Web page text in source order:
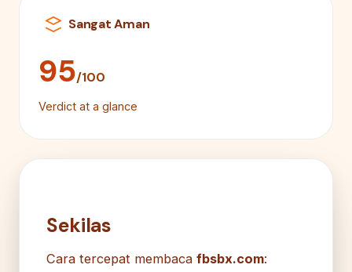
Sangat Aman
95/100
Verdict at a glance
Sekilas
Cara tercepat membaca fbsbx.com: